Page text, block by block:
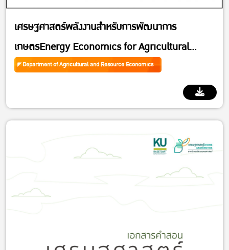
เศรษฐศาสตร์พลังงานสำหรับการพัฒนาการ
เกษตรEnergy Economics for Agricultural
Development
Department of Agricultural and Resource Economics